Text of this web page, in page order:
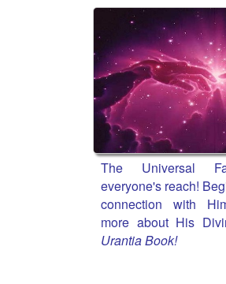
The Universal
everyone's reach!
connection with
more about His
Urantia Book!